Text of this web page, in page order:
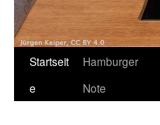
Springe
zum
Startseit
e
Hamburger
Note